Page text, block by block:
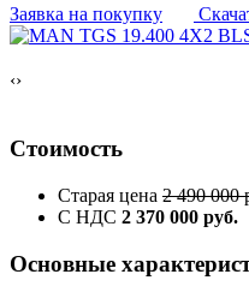
Заявка на покупку
‹›
Стоимость
Старая цена 2 490 000
С НДС 2 370 000 руб.
Основные